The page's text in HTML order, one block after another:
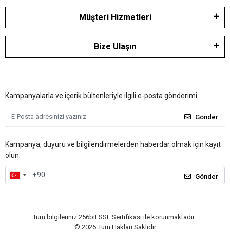
Müşteri Hizmetleri
Bize Ulaşın
Kampanyalarla ve içerik bültenleriyle ilgili e-posta gönderimi
Gönder
Kampanya, duyuru ve bilgilendirmelerden haberdar olmak için kayıt
olun.
Gönder
Tüm bilgileriniz 256bit SSL Sertifikası ile korunmaktadır.
© 2026 Tüm Hakları Saklıdır